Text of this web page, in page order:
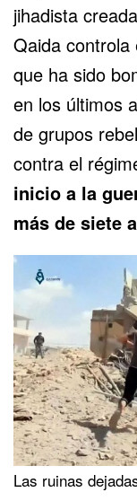
jihadista
Qaida controla
que ha sido
en los últimos
de grupos
contra el
inicio a la
más de siete
Las ruinas